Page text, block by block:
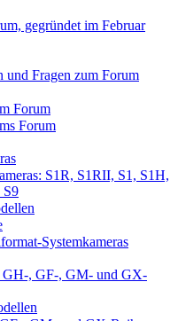
gegründet im Februar
Fragen zum Forum
Forum
Forum
S1R, S1RII, S1, S1H,
Systemkameras
, GF-, GM- und GX-